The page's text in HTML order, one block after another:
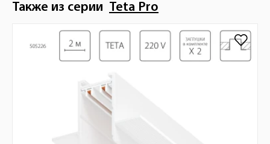
Также из серии Teta Pro